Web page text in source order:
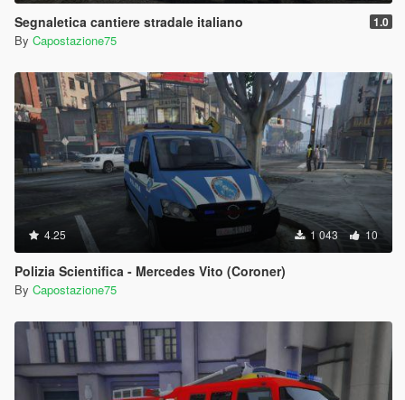
Segnaletica cantiere stradale italiano 1.0
By Capostazione75
4.25 1 043 10
Polizia Scientifica - Mercedes Vito (Coroner)
By Capostazione75